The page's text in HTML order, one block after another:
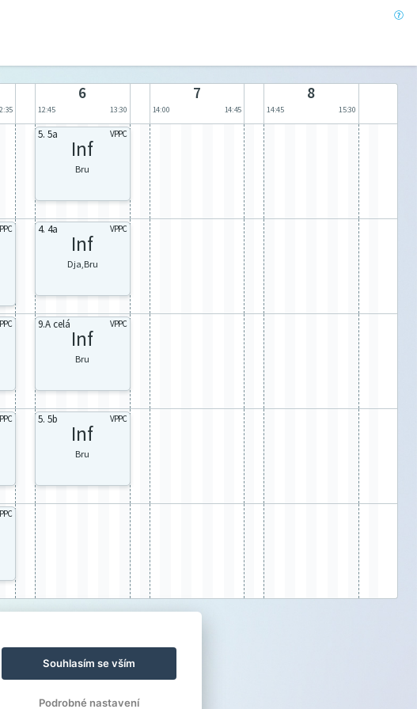
6
12:45 13:30
7
14:00 14:45
8
14:45 15:30
5. 5a VPPC
Inf
Bru
4. 4a VPPC
Inf
Dja,Bru
9.A celá VPPC
Inf
Bru
5. 5b VPPC
Inf
Bru
Souhlasím se vším
Podrobné nastavení